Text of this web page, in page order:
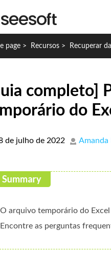
page > Recursos > Recuperar
completo]
do
de julho de 2022 Amanda
O arquivo temporário do
Encontre as perguntas